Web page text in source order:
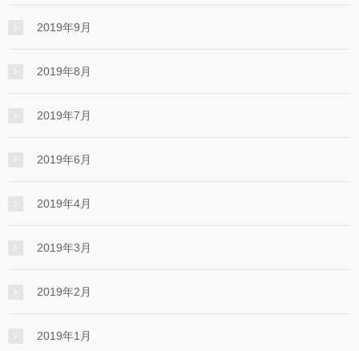
2019年9月
2019年8月
2019年7月
2019年6月
2019年4月
2019年3月
2019年2月
2019年1月